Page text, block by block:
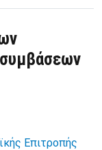
συμβάσεων
Επιτροπής